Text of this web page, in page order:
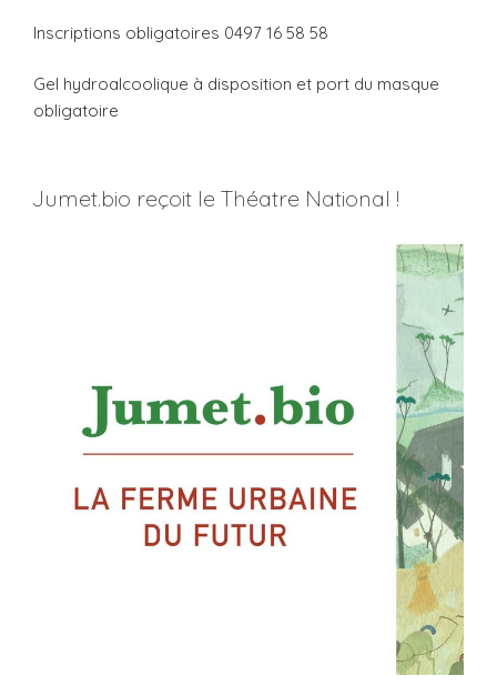
Inscriptions obligatoires 0497 16 58 58
Gel hydroalcoolique à disposition et port du masque
obligatoire
Jumet.bio reçoit le Théatre National !